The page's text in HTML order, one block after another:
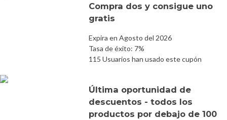
Compra dos y consigue uno
gratis
Expira en Agosto del 2026
Tasa de éxito: 7%
115 Usuarios han usado este cupón
Última oportunidad de
descuentos - todos los
productos por debajo de 100